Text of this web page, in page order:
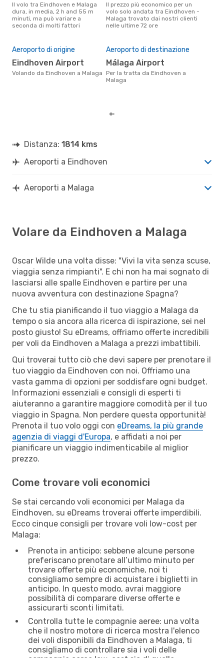
Il volo tra Eindhoven e Malaga
dura, in media, 2 h and 55 m
minuti, ma può variare a
seconda di molti fattori
Il prezzo più economico per un
volo solo andata tra Eindhoven -
Malaga trovato dai nostri clienti
nelle ultime 72 ore
Aeroporto di origine
Eindhoven Airport
Volando da Eindhoven a Malaga
Aeroporto di destinazione
Málaga Airport
Per la tratta da Eindhoven a
Malaga
Distanza: 1814 kms
Aeroporti a Eindhoven
Aeroporti a Malaga
Volare da Eindhoven a Malaga
Oscar Wilde una volta disse: "Vivi la vita senza scuse,
viaggia senza rimpianti". E chi non ha mai sognato di
lasciarsi alle spalle Eindhoven e partire per una
nuova avventura con destinazione Spagna?
Che tu stia pianificando il tuo viaggio a Malaga da
tempo o sia ancora alla ricerca di ispirazione, sei nel
posto giusto! Su eDreams, offriamo offerte incredibili
per voli da Eindhoven a Malaga a prezzi imbattibili.
Qui troverai tutto ciò che devi sapere per prenotare il
tuo viaggio da Eindhoven con noi. Offriamo una
vasta gamma di opzioni per soddisfare ogni budget.
Informazioni essenziali e consigli di esperti ti
aiuteranno a garantire maggiore comodità per il tuo
viaggio in Spagna. Non perdere questa opportunità!
Prenota il tuo volo oggi con eDreams, la più grande
agenzia di viaggi d'Europa, e affidati a noi per
pianificare un viaggio indimenticabile al miglior
prezzo.
Come trovare voli economici
Se stai cercando voli economici per Malaga da
Eindhoven, su eDreams troverai offerte imperdibili.
Ecco cinque consigli per trovare voli low-cost per
Malaga:
Prenota in anticipo: sebbene alcune persone
preferiscano prenotare all’ultimo minuto per
trovare offerte più economiche, noi ti
consigliamo sempre di acquistare i biglietti in
anticipo. In questo modo, avrai maggiore
possibilità di comparare diverse offerte e
assicurarti sconti limitati.
Controlla tutte le compagnie aeree: una volta
che il nostro motore di ricerca mostra l'elenco
dei voli disponibili da Eindhoven a Malaga, ti
consigliamo di controllare sia i voli delle